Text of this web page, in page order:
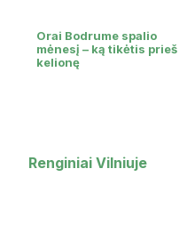
Orai Bodrume spalio
mėnesį – ką tikėtis prieš
kelionę
Renginiai Vilniuje